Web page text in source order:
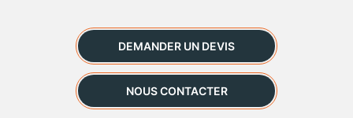
DEMANDER UN DEVIS
NOUS CONTACTER